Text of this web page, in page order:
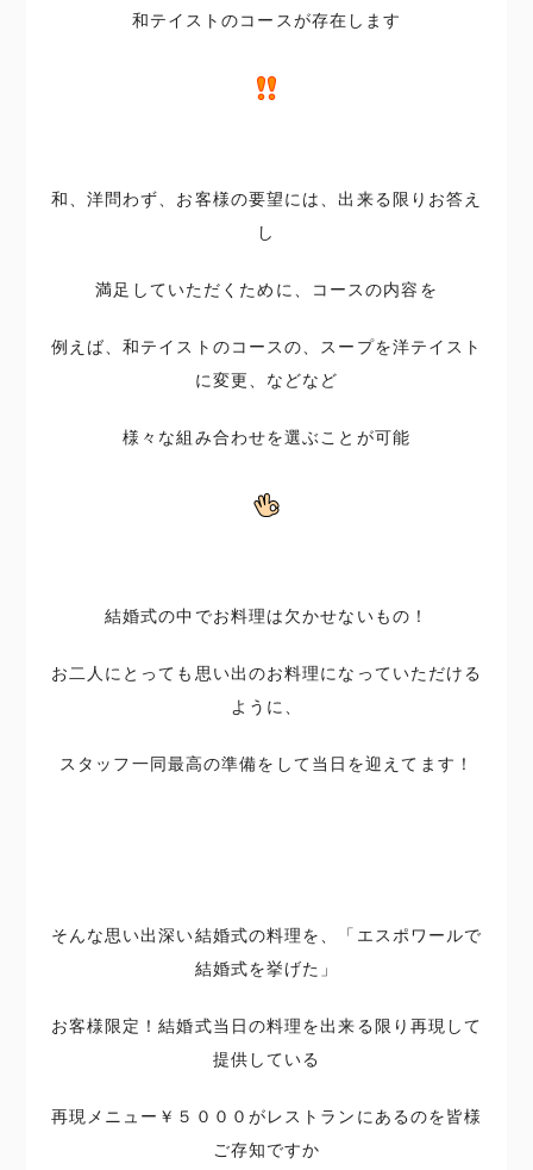
和テイストのコースが存在します
和、洋問わず、お客様の要望には、出来る限りお答え
し
満足していただくために、コースの内容を
例えば、和テイストのコースの、スープを洋テイスト
に変更、などなど
様々な組み合わせを選ぶことが可能
結婚式の中でお料理は欠かせないもの！
お二人にとっても思い出のお料理になっていただける
ように、
スタッフ一同最高の準備をして当日を迎えてます！
そんな思い出深い結婚式の料理を、「エスポワールで
結婚式を挙げた」
お客様限定！結婚式当日の料理を出来る限り再現して
提供している
再現メニュー￥５０００がレストランにあるのを皆様
ご存知ですか